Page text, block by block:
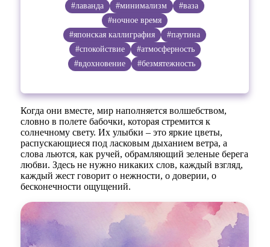
#лаванда #минимализм
#ваза
#ночное время
#японская каллиграфия
#паутина
#спокойствие
#атмосферность
#вдохновение
#безмятежность
Когда они вместе, мир наполняется волшебством,
словно в полете бабочки, которая стремится к
солнечному свету. Их улыбки – это яркие цветы,
распускающиеся под ласковым дыханием ветра, а
слова льются, как ручей, обрамляющий зеленые берега
любви. Здесь не нужно никаких слов, каждый взгляд,
каждый жест говорит о нежности, о доверии, о
бесконечности ощущений.